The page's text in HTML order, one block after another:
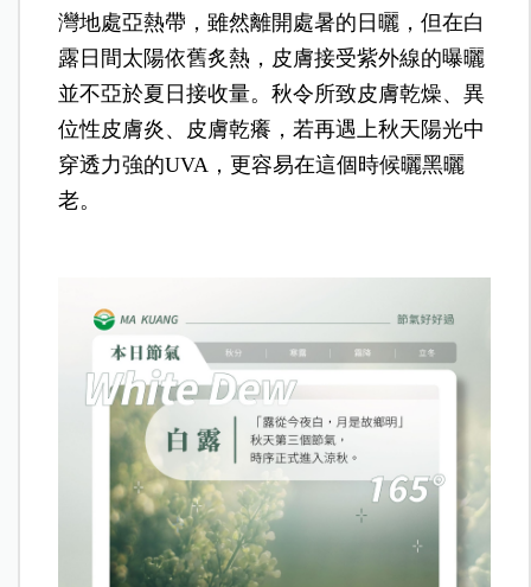
灣地處亞熱帶，雖然離開處暑的日曬，但在白
露日間太陽依舊炙熱，皮膚接受紫外線的曝曬
並不亞於夏日接收量。秋令所致皮膚乾燥、異
位性皮膚炎、皮膚乾癢，若再遇上秋天陽光中
穿透力強的UVA，更容易在這個時候曬黑曬
老。